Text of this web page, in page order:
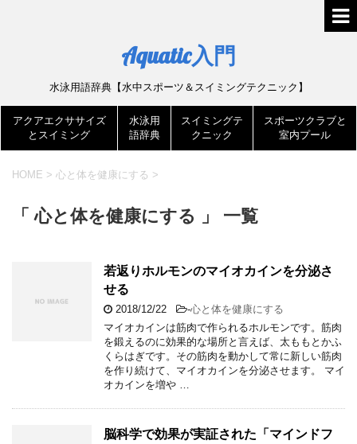
Aquatic入門
水泳用語辞典【水中スポーツ＆スイミングテクニック】
アクアエクササイズ
とスイミング
水泳用
語辞典
スイミングテ
クニック
スポーツクラブと
室内プール
HOME > 心と体を健康にする >
「 心と体を健康にする 」 一覧
若返りホルモンのマイオカインを分泌さ
せる
2018/12/22 -心と体を健康にする
マイオカインは筋肉で作られるホルモンです。筋肉
を鍛えるのに効果的な場所と言えば、太ももとかふ
くらはぎです。その筋肉を動かして常に新しい筋肉
を作り続けて、マイオカインを分泌させます。 マイ
オカインを増や …
脳科学で効果が実証された「マインドフ